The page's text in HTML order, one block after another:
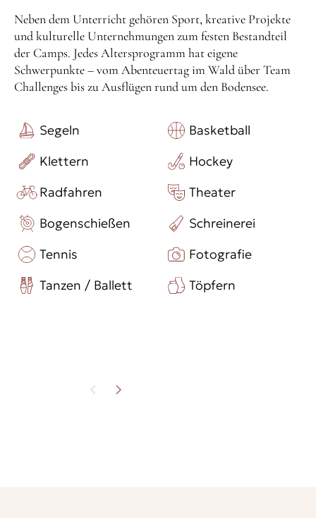
Neben dem Unterricht gehören Sport, kreative Projekte
und kulturelle Unternehmungen zum festen Bestandteil
der Camps. Jedes Altersprogramm hat eigene
Schwerpunkte – vom Abenteuertag im Wald über Team
Challenges bis zu Ausflügen rund um den Bodensee.
Segeln
Klettern
Radfahren
Bogenschießen
Tennis
Tanzen / Ballett
Basketball
Hockey
Theater
Schreinerei
Fotografie
Töpfern